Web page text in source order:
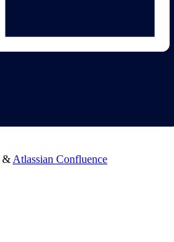
&Atlassian Confluence